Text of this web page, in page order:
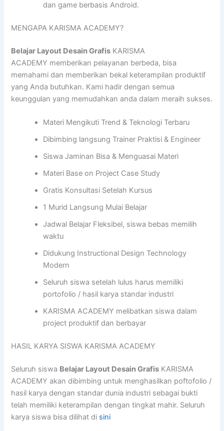
dan game berbasis Android.
MENGAPA KARISMA ACADEMY?
Belajar Layout Desain Grafis KARISMA
ACADEMY memberikan pelayanan berbeda, bisa
memahami dan memberikan bekal keterampilan produktif
yang Anda butuhkan. Kami hadir dengan semua
keunggulan yang memudahkan anda dalam meraih sukses.
Materi Mengikuti Trend & Teknologi Terbaru
Dibimbing langsung Trainer Praktisi & Engineer
Siswa Jaminan Bisa & Menguasai Materi
Materi Base on Project Case Study
Gratis Konsultasi Setelah Kursus
1 Murid Langsung Mulai Belajar
Jadwal Belajar Fleksibel, siswa bebas memilih
waktu
Didukung Instructional Design Technology
Modern
Seluruh siswa setelah lulus harus memiliki
portofolio / hasil karya standar industri
KARISMA ACADEMY melibatkan siswa dalam
project produktif dan berbayar
HASIL KARYA SISWA KARISMA ACADEMY
Seluruh siswa Belajar Layout Desain Grafis KARISMA
ACADEMY akan dibimbing untuk menghasilkan poftofolio /
hasil karya dengan standar dunia industri sebagai bukti
telah memiliki keterampilan dengan tingkat mahir. Seluruh
karya siswa bisa dilihat di sini